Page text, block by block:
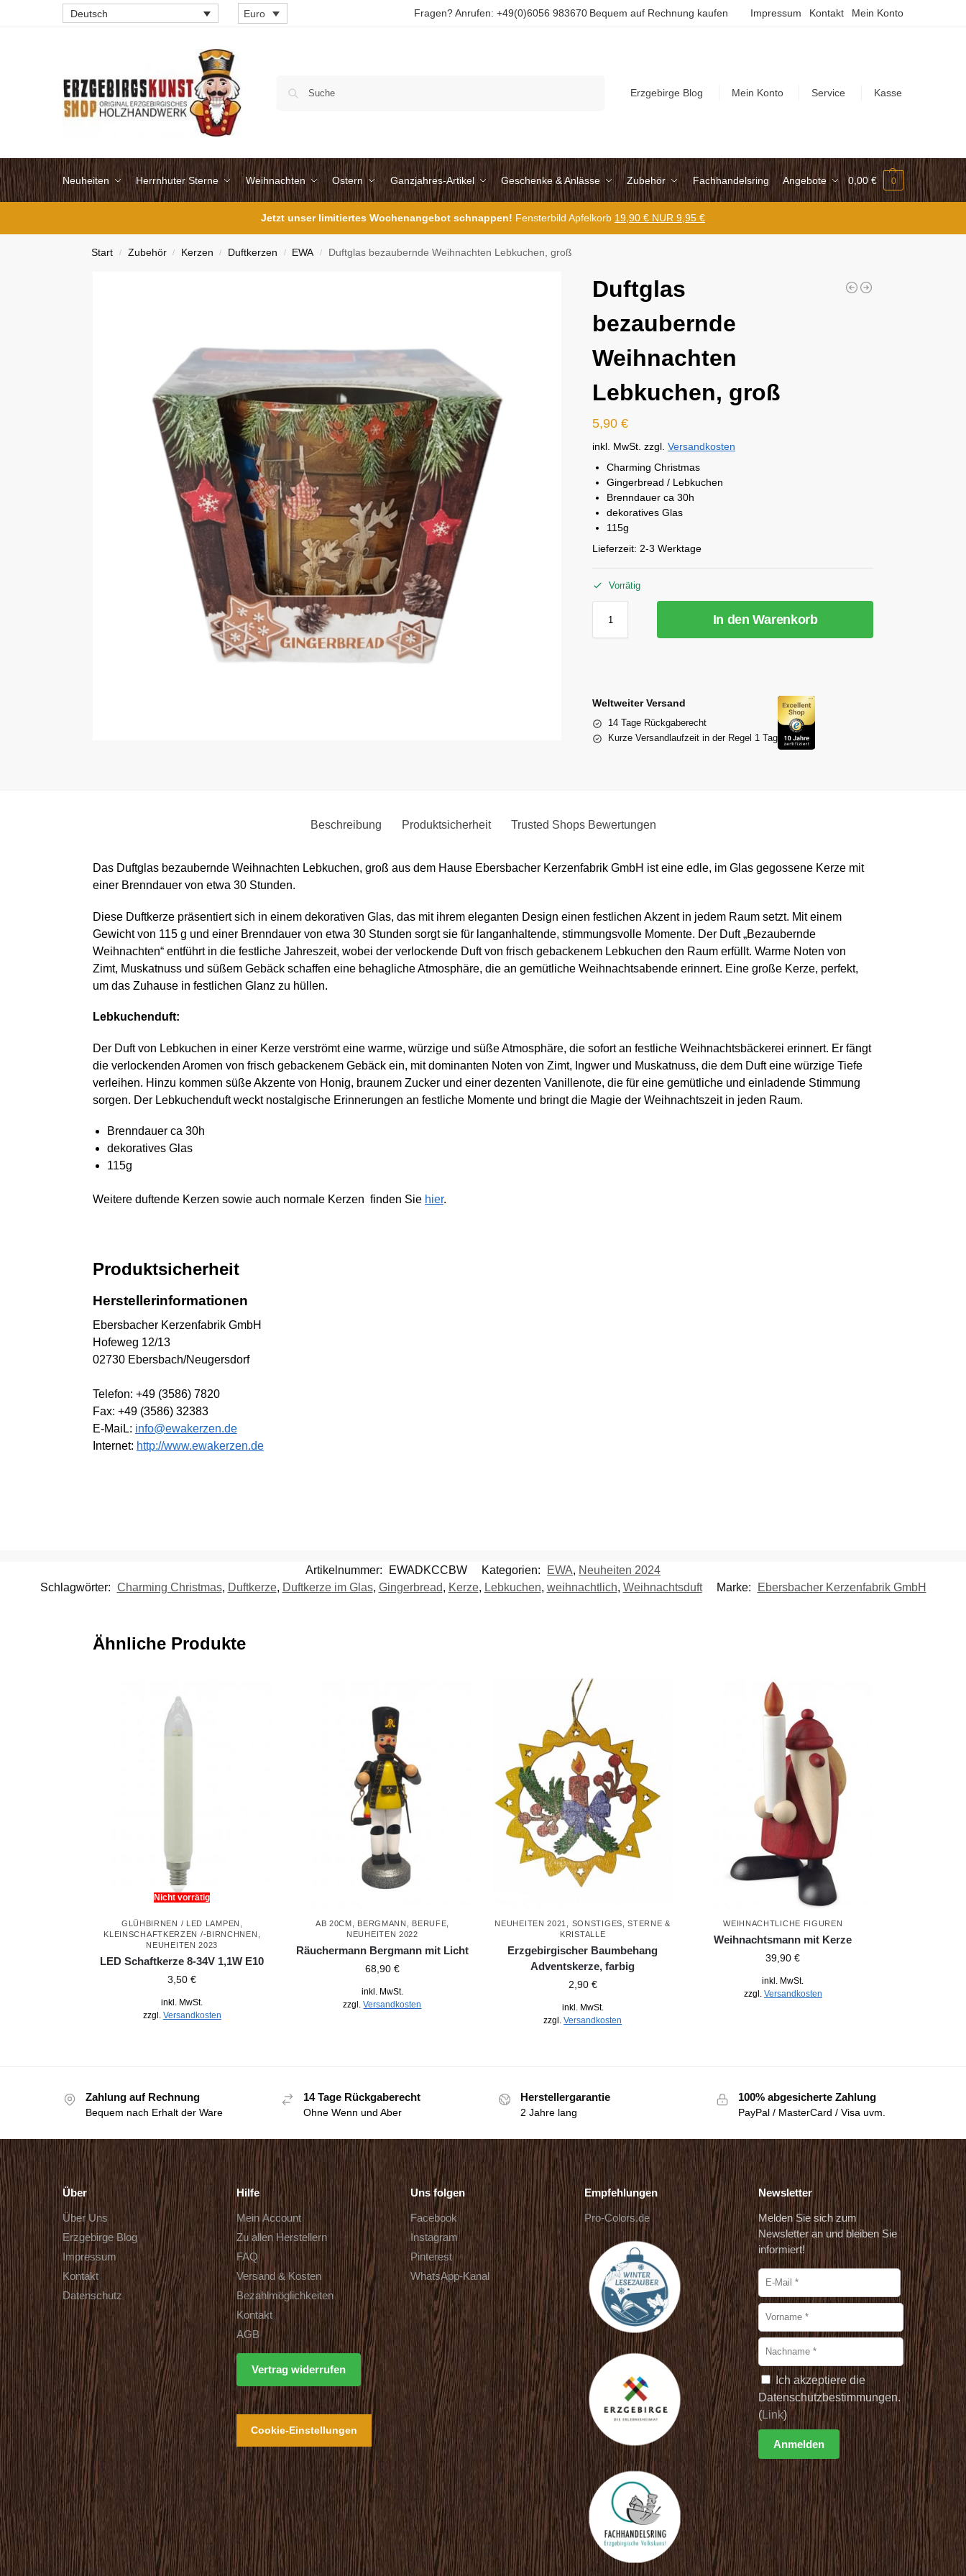
Deutsch Euro Fragen? Anrufen: +49(0)6056 983670 Bequem auf Rechnung kaufen Impressum Kontakt Mein Konto
Erzgebirge Blog Mein Konto Service Kasse
Neuheiten Herrnhuter Sterne Weihnachten Ostern Ganzjahres-Artikel Geschenke & Anlässe Zubehör Fachhandelsring Angebote 0,00 € 0
Jetzt unser limitiertes Wochenangebot schnappen! Fensterbild Apfelkorb 19,90 € NUR 9,95 €
Start / Zubehör / Kerzen / Duftkerzen / EWA / Duftglas bezaubernde Weihnachten Lebkuchen, groß
Duftglas
bezaubernde
Weihnachten
Lebkuchen, groß
5,90€
inkl. MwSt. zzgl.Versandkosten
Charming Christmas
Gingerbread / Lebkuchen
Brenndauer ca 30h
dekoratives Glas
115g
Lieferzeit: 2-3 Werktage
Vorrätig
In den Warenkorb
Weltweiter Versand
14 Tage Rückgaberecht
Kurze Versandlaufzeit in der Regel 1 Tag
Beschreibung Produktsicherheit Trusted Shops Bewertungen
Das Duftglas bezaubernde Weihnachten Lebkuchen, groß aus dem Hause Ebersbacher Kerzenfabrik GmbH ist eine edle, im Glas gegossene Kerze mit
einer Brenndauer von etwa 30 Stunden.
Diese Duftkerze präsentiert sich in einem dekorativen Glas, das mit ihrem eleganten Design einen festlichen Akzent in jedem Raum setzt. Mit einem
Gewicht von 115 g und einer Brenndauer von etwa 30 Stunden sorgt sie für langanhaltende, stimmungsvolle Momente. Der Duft „Bezaubernde
Weihnachten“ entführt in die festliche Jahreszeit, wobei der verlockende Duft von frisch gebackenem Lebkuchen den Raum erfüllt. Warme Noten von
Zimt, Muskatnuss und süßem Gebäck schaffen eine behagliche Atmosphäre, die an gemütliche Weihnachtsabende erinnert. Eine große Kerze, perfekt,
um das Zuhause in festlichen Glanz zu hüllen.
Lebkuchenduft:
Der Duft von Lebkuchen in einer Kerze verströmt eine warme, würzige und süße Atmosphäre, die sofort an festliche Weihnachtsbäckerei erinnert. Er fängt
die verlockenden Aromen von frisch gebackenem Gebäck ein, mit dominanten Noten von Zimt, Ingwer und Muskatnuss, die dem Duft eine würzige Tiefe
verleihen. Hinzu kommen süße Akzente von Honig, braunem Zucker und einer dezenten Vanillenote, die für eine gemütliche und einladende Stimmung
sorgen. Der Lebkuchenduft weckt nostalgische Erinnerungen an festliche Momente und bringt die Magie der Weihnachtszeit in jeden Raum.
Brenndauer ca 30h
dekoratives Glas
115g
Weitere duftende Kerzen sowie auch normale Kerzen finden Sie hier.
Produktsicherheit
Herstellerinformationen
Ebersbacher Kerzenfabrik GmbH
Hofeweg 12/13
02730 Ebersbach/Neugersdorf
Telefon: +49 (3586) 7820
Fax: +49 (3586) 32383
E-MaiL: info@ewakerzen.de
Internet: http://www.ewakerzen.de
Artikelnummer: EWADKCCBW Kategorien: EWA, Neuheiten 2024
Schlagwörter: Charming Christmas, Duftkerze, Duftkerze im Glas, Gingerbread, Kerze, Lebkuchen, weihnachtlich, Weihnachtsduft Marke: Ebersbacher Kerzenfabrik GmbH
Ähnliche Produkte
Nicht vorrätig
GLÜHBIRNEN / LED LAMPEN
KLEINSCHAFTKERZEN /-BIRNCHNEN
NEUHEITEN 2023
LED Schaftkerze 8-34V 1,1W E10
3,50€
inkl. MwSt.
zzgl. Versandkosten
AB 20CM BERGMANN BERUFE
NEUHEITEN 2022
Räuchermann Bergmann mit Licht
68,90 €
inkl. MwSt.
zzgl.Versandkosten
NEUHEITEN 2021 SONSTIGES ,STERNE &
KRISTALLE
Erzgebirgischer Baumbehang
Adventskerze, farbig
2,90 €
inkl. MwSt.
zzgl.Versandkosten
WEIHNACHTLICHE FIGUREN
Weihnachtsmann mit Kerze
39,90€
inkl. MwSt.
zzgl. Versandkosten
Zahlung auf Rechnung
Bequem nach Erhalt der Ware
14 Tage Rückgaberecht
Ohne Wenn und Aber
Herstellergarantie
2 Jahre lang
100% abgesicherte Zahlung
PayPal / MasterCard / Visa uvm.
Über
Über Uns
Erzgebirge Blog
Impressum
Kontakt
Datenschutz
Hilfe
Mein Account
Zu allen Herstellern
FAQ
Versand & Kosten
Bezahlmöglichkeiten
Kontakt
AGB
Vertrag widerrufen
Cookie-Einstellungen
Uns folgen
Facebook
Instagram
Pinterest
WhatsApp-Kanal
Empfehlungen
Pro-Colors.de
Newsletter
Melden Sie sich zum
Newsletter an und bleiben Sie
informiert!
Ich akzeptiere die
Datenschutzbestimmungen.
(Link)